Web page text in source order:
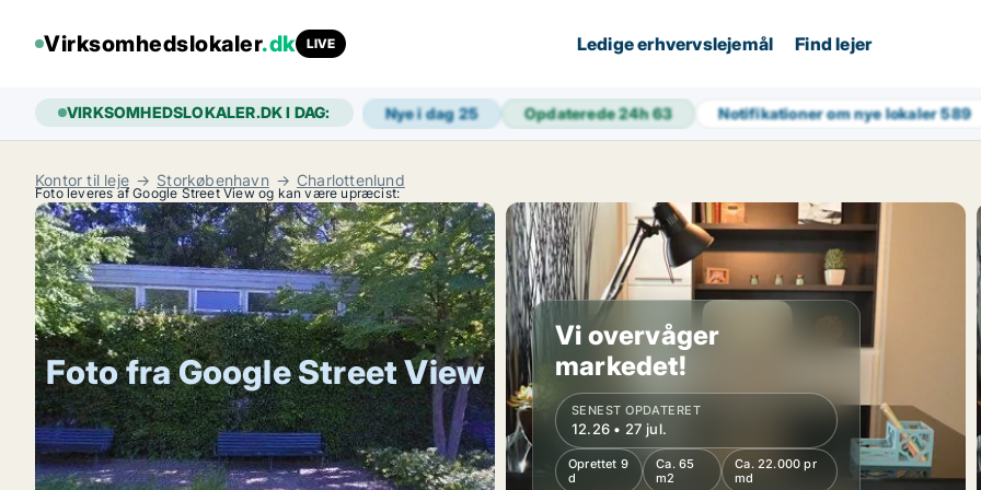
Virksomhedslokaler.dk LIVE Ledige erhvervslejemål Find lejer
VIRKSOMHEDSLOKALER.DK I DAG: Nye i dag25 Opdaterede 24h63 Notifikationer om nye lokaler589
Kontor til leje Storkøbenhavn Charlottenlund
Foto leveres af Google Street View og kan være upræcist:
Foto fra Google Street View
Vi overvåger
markedet!
SENEST OPDATERET
12.26 • 27 jul.
Oprettet 9
d
Ca. 65
m2
Ca. 22.000 pr
md